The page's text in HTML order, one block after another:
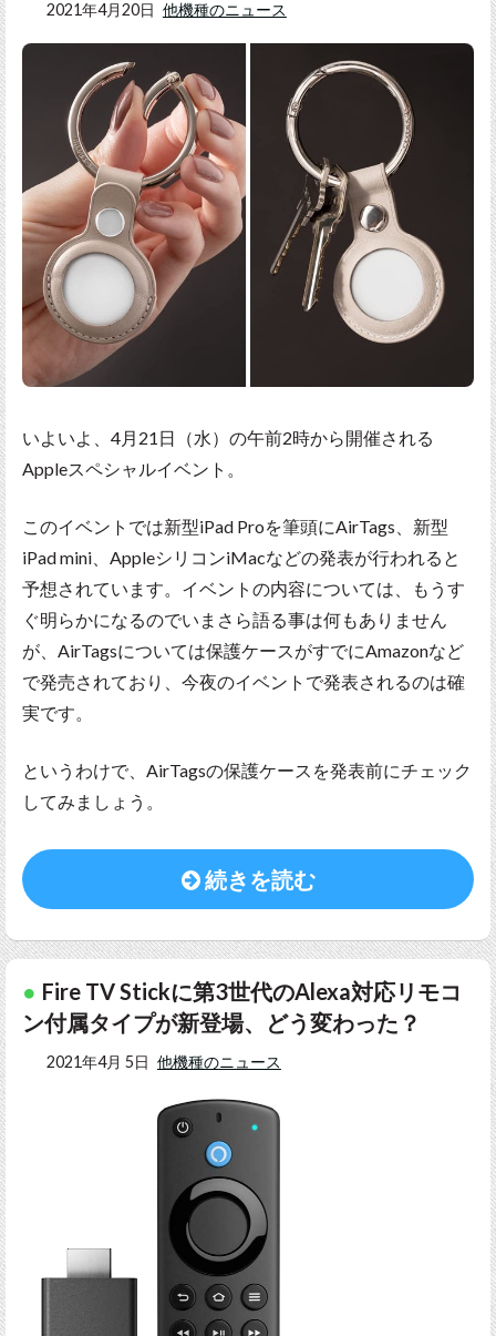
2021年4月20日 他機種のニュース
いよいよ、4月21日（水）の午前2時から開催される
Appleスペシャルイベント。
このイベントでは新型iPad Proを筆頭にAirTags、新型
iPad mini、AppleシリコンiMacなどの発表が行われると
予想されています。イベントの内容については、もうす
ぐ明らかになるのでいまさら語る事は何もありません
が、AirTagsについては保護ケースがすでにAmazonなど
で発売されており、今夜のイベントで発表されるのは確
実です。
というわけで、AirTagsの保護ケースを発表前にチェック
してみましょう。
続きを読む
Fire TV Stickに第3世代のAlexa対応リモコ
ン付属タイプが新登場、どう変わった？
2021年4月 5日 他機種のニュース